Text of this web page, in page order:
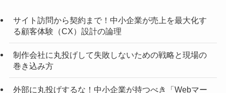
サイト訪問から契約まで！中小企業が売上を最大化す
る顧客体験（CX）設計の論理
制作会社に丸投げして失敗しないための戦略と現場の
巻き込み方
外部に丸投げするな！中小企業が持つべき「Webマー